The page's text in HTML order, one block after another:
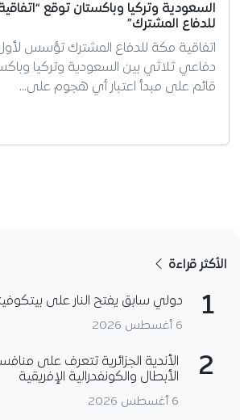
السعودية وتركيا وباكستان توقع
للدفاع المشترك”
اتفاقية مكة للدفاع المشترك تؤسس
دفاعي ثلاثي بين السعودية وتركيا
قائم على مبدأ اعتبار أي هجوم على…
الأكثر قراءة
1 دولي سابق يفتح النار على
6 أغسطس 2026
2
الأندية الجزائرية تتعرف على
الأبطال والكونفدرالية الإفريقية
6 أغسطس 2026